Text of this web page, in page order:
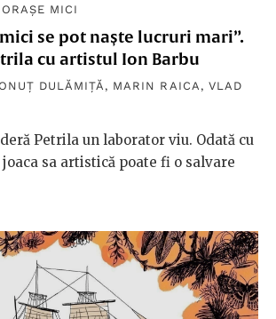
ORAȘE MICI
se pot naște lucruri mari”.
cu artistul Ion Barbu
DULĂMIȚĂ , MARIN RAICA , VLAD
Petrila un laborator viu. Odată cu
sa artistică poate fi o salvare